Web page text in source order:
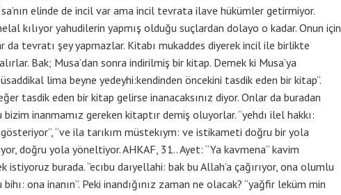
elinde de incil var ama incil tevrata ilave hükümler getirmiyor.
kılıyor yahudilerin yapmış olduğu suçlardan dolayo o kadar. Onun için
da tevratı şey yapmazlar. Kitabı mukaddes diyerek incil ile birlikte
Bak; Musa’dan sonra indirilmiş bir kitap. Demek ki Musa’ya
lima beyne yedeyhi:kendinden öncekini tasdik eden bir kitap”.
tasdik eden bir kitap gelirse inanacaksınız diyor. Onlar da buradan
inanmamız gereken kitaptır demiş oluyorlar. “yehdı ilel hakkı:
“ve ila tarıkım müstekıym: ve istikameti doğru bir yola
doğru yola yöneltiyor. AHKAF, 31.. Ayet: “Ya kavmena” kavim
burada. “ecıbu daıyellahi: bak bu Allah’a çağırıyor, ona olumlu
ona inanın”. Peki inandığınız zaman ne olacak? “yağfir leküm min